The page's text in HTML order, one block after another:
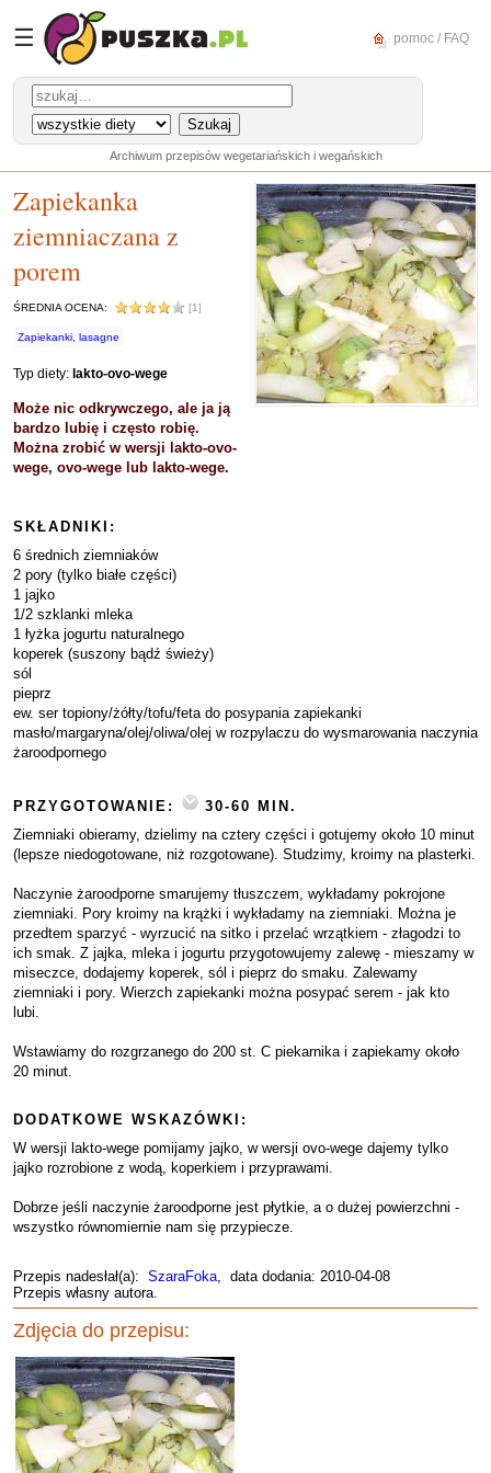
☰ pomoc / FAQ
Archiwum przepisów wegetariańskich i wegańskich
Zapiekanka
ziemniaczana z
porem
ŚREDNIA OCENA: [1]
Zapiekanki, lasagne
Typ diety: lakto-ovo-wege
Może nic odkrywczego, ale ja ją
bardzo lubię i często robię.
Można zrobić w wersji lakto-ovo-
wege, ovo-wege lub lakto-wege.
SKŁADNIKI:
6 średnich ziemniaków
2 pory (tylko białe części)
1 jajko
1/2 szklanki mleka
1 łyżka jogurtu naturalnego
koperek (suszony bądź świeży)
sól
pieprz
ew. ser topiony/żółty/tofu/feta do posypania zapiekanki
masło/margaryna/olej/oliwa/olej w rozpylaczu do wysmarowania naczynia
żaroodpornego
PRZYGOTOWANIE:
30-60 MIN.
Ziemniaki obieramy, dzielimy na cztery części i gotujemy około 10 minut
(lepsze niedogotowane, niż rozgotowane). Studzimy, kroimy na plasterki.
Naczynie żaroodporne smarujemy tłuszczem, wykładamy pokrojone
ziemniaki. Pory kroimy na krążki i wykładamy na ziemniaki. Można je
przedtem sparzyć - wyrzucić na sitko i przelać wrzątkiem - złagodzi to
ich smak. Z jajka, mleka i jogurtu przygotowujemy zalewę - mieszamy w
miseczce, dodajemy koperek, sól i pieprz do smaku. Zalewamy
ziemniaki i pory. Wierzch zapiekanki można posypać serem - jak kto
lubi.
Wstawiamy do rozgrzanego do 200 st. C piekarnika i zapiekamy około
20 minut.
DODATKOWE WSKAZÓWKI:
W wersji lakto-wege pomijamy jajko, w wersji ovo-wege dajemy tylko
jajko rozrobione z wodą, koperkiem i przyprawami.
Dobrze jeśli naczynie żaroodporne jest płytkie, a o dużej powierzchni -
wszystko równomiernie nam się przypiecze.
Przepis nadesłał(a): SzaraFoka, data dodania: 2010-04-08
Przepis własny autora.
Zdjęcia do przepisu: